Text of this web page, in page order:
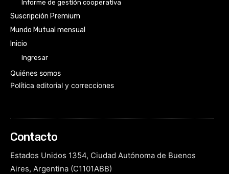
Informe de gestión cooperativa
Suscripción Premium
Mundo Mutual mensual
Inicio
Ingresar
Quiénes somos
Política editorial y correcciones
Contacto
Estados Unidos 1354, Ciudad Autónoma de Buenos
Aires, Argentina (C1101ABB)